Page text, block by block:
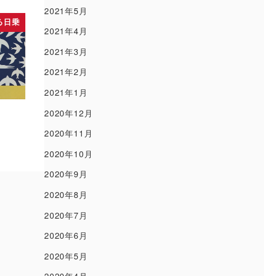
日乗
2021年5月
2021年4月
2021年3月
2021年2月
2021年1月
2020年12月
2020年11月
2020年10月
2020年9月
2020年8月
2020年7月
2020年6月
2020年5月